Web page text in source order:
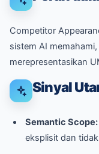
Competitor
sistem AI
merepresentasikan
Sinyal
Semantic Scope:
eksplisit dan